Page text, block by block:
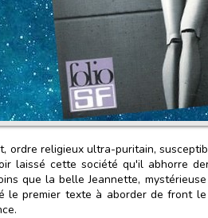
ordre religieux ultra-puritain,
laissé cette société qu'il abhorre
que la belle Jeannette,
le premier texte à aborder de front